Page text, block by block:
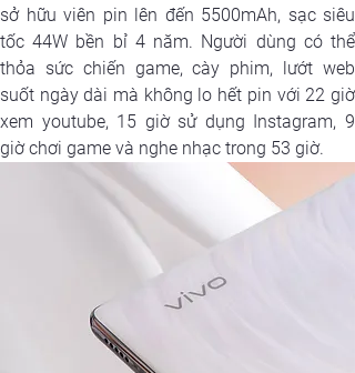
sở hữu viên pin lên đến 5500mAh, sạc siêu
tốc 44W bền bỉ 4 năm. Người dùng có thể
thỏa sức chiến game, cày phim, lướt web
suốt ngày dài mà không lo hết pin với 22 giờ
xem youtube, 15 giờ sử dụng Instagram, 9
giờ chơi game và nghe nhạc trong 53 giờ.